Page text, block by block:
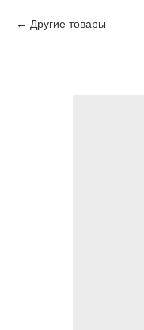
Другие товары